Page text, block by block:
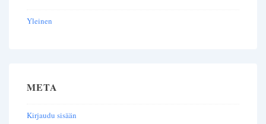
Yleinen
META
Kirjaudu sisään